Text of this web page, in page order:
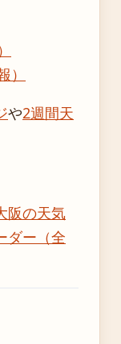
や2週間天
阪の天気
ダー（全